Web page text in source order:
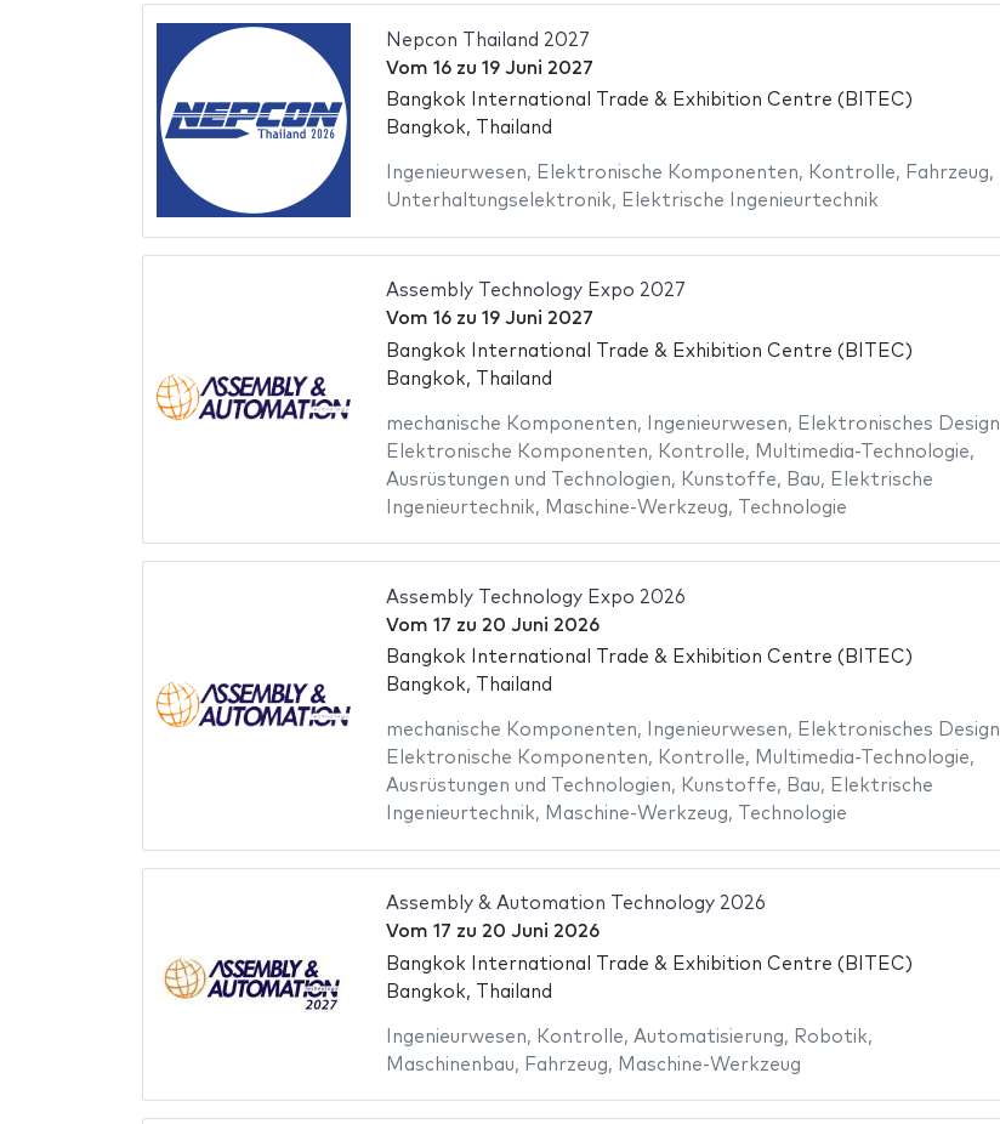
Nepcon Thailand 2027
Vom 16zu 19 Juni 2027
Bangkok International Trade & Exhibition Centre (BITEC)
Bangkok, Thailand
Ingenieurwesen, Elektronische Komponenten, Kontrolle, Fahrzeug,
Unterhaltungselektronik, Elektrische Ingenieurtechnik
Assembly Technology Expo 2027
Vom 16zu 19 Juni 2027
Bangkok International Trade & Exhibition Centre (BITEC)
Bangkok, Thailand
mechanische Komponenten, Ingenieurwesen, Elektronisches Design
Elektronische Komponenten, Kontrolle, Multimedia-Technologie,
Ausrüstungen und Technologien, Kunstoffe, Bau, Elektrische
Ingenieurtechnik, Maschine-Werkzeug, Technologie
Assembly Technology Expo 2026
Vom 17 zu 20 Juni 2026
Bangkok International Trade & Exhibition Centre (BITEC)
Bangkok, Thailand
mechanische Komponenten, Ingenieurwesen, Elektronisches Design
Elektronische Komponenten, Kontrolle, Multimedia-Technologie,
Ausrüstungen und Technologien, Kunstoffe, Bau, Elektrische
Ingenieurtechnik, Maschine-Werkzeug, Technologie
Assembly & Automation Technology 2026
Vom 17 zu 20 Juni 2026
Bangkok International Trade & Exhibition Centre (BITEC)
Bangkok, Thailand
Ingenieurwesen, Kontrolle, Automatisierung, Robotik,
Maschinenbau, Fahrzeug, Maschine-Werkzeug